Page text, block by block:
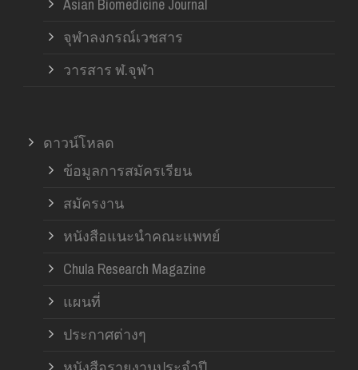
Asian Biomedicine Journal
จุฬาลงกรณ์เวชสาร
วารสาร ฬ.จุฬา
ดาวน์โหลด
ข้อมูลการสมัครเรียน
สมัครงาน
หนังสือแนะนำคณะแพทย์
Chula Research Magazine
แผนที่
ประกาศต่างๆ